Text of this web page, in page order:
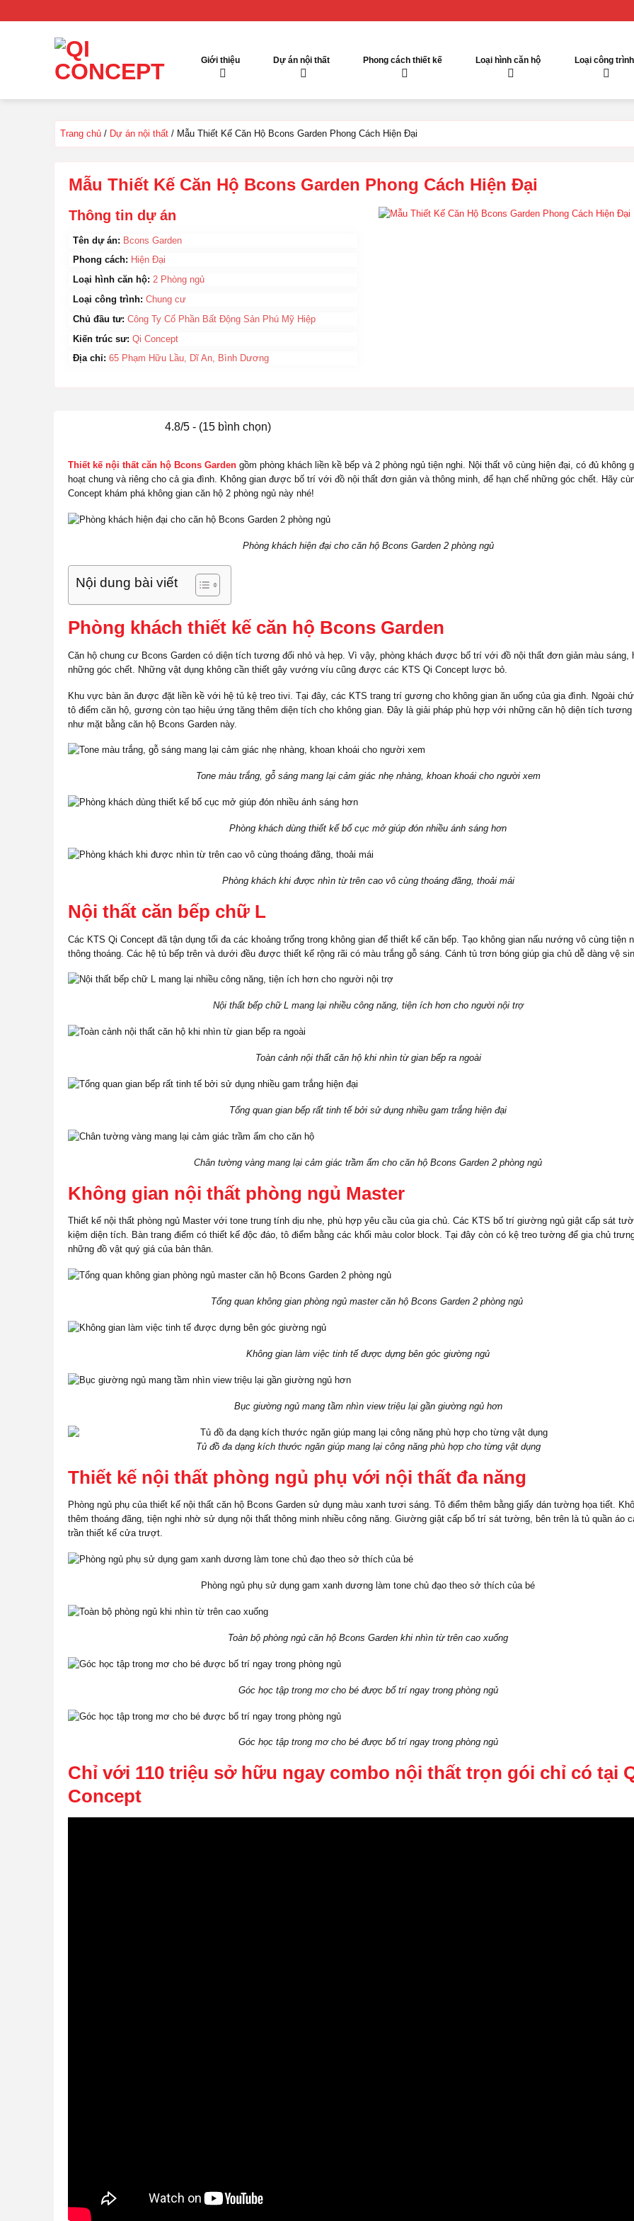
Giới thiệu Dự án nội thất Phong cách thiết kế Loại hình căn hộ Loại công trình
Trang chủ / Dự án nội thất / Mẫu Thiết Kế Căn Hộ Bcons Garden Phong Cách Hiện Đại
Mẫu Thiết Kế Căn Hộ Bcons Garden Phong Cách Hiện Đại
Thông tin dự án
Tên dự án: Bcons Garden
Phong cách: Hiện Đại
Loại hình căn hộ:2 Phòng ngủ
Loại công trình:Chung cư
Chủ đầu tư:Công Ty Cổ Phần Bất Động Sản Phú Mỹ Hiệp
Kiến trúc sư:Qi Concept
Địa chỉ:65 Phạm Hữu Lầu, Dĩ An, Bình Dương
4.8/5 - (15 bình chọn)
Thiết kế nội thất căn hộ Bcons Gardengồm phòng khách liền kề bếp và 2 phòng ngủ tiện nghi. Nội thất vô cùng hiện đại, có đủ không
hoạt chung và riêng cho cả gia đình. Không gian được bố trí với đồ nội thất đơn giản và thông minh, để hạn chế những góc chết. Hãy
Concept khám phá không gian căn hộ 2 phòng ngủ này nhé!
Phòng khách hiện đại cho căn hộ Bcons Garden 2 phòng ngủ
Nội dung bài viết
Phòng khách thiết kế căn hộ Bcons Garden
Căn hộ chung cư Bcons Garden có diện tích tương đối nhỏ và hẹp. Vì vậy, phòng khách được bố trí với đồ nội thất đơn giản màu sáng,
những góc chết. Những vật dụng không cần thiết gây vướng víu cũng được các KTS Qi Concept lược bỏ.
Khu vực bàn ăn được đặt liền kề với hệ tủ kệ treo tivi. Tại đây, các KTS trang trí gương cho không gian ăn uống của gia đình. Ngoài
tô điểm căn hộ, gương còn tạo hiệu ứng tăng thêm diện tích cho không gian. Đây là giải pháp phù hợp với những căn hộ diện tích tương
như mặt bằng căn hộ Bcons Garden này.
Tone màu trắng, gỗ sáng mang lại cảm giác nhẹ nhàng, khoan khoái cho người xem
Phòng khách dùng thiết kế bố cục mở giúp đón nhiều ánh sáng hơn
Phòng khách khi được nhìn từ trên cao vô cùng thoáng đãng, thoải mái
Nội thất căn bếp chữ L
Các KTS Qi Concept đã tận dụng tối đa các khoảng trống trong không gian để thiết kế căn bếp. Tạo không gian nấu nướng vô cùng tiện
thông thoáng. Các hệ tủ bếp trên và dưới đều được thiết kế rộng rãi có màu trắng gỗ sáng. Cánh tủ trơn bóng giúp gia chủ dễ dàng vệ
Nội thất bếp chữ L mang lại nhiều công năng, tiện ích hơn cho người nội trợ
Toàn cảnh nội thất căn hộ khi nhìn từ gian bếp ra ngoài
Tổng quan gian bếp rất tinh tế bởi sử dụng nhiều gam trắng hiện đại
Chân tường vàng mang lại cảm giác trầm ấm cho căn hộ Bcons Garden 2 phòng ngủ
Không gian nội thất phòng ngủ Master
Thiết kế nội thất phòng ngủ Master với tone trung tính dịu nhẹ, phù hợp yêu cầu của gia chủ. Các KTS bố trí giường ngủ giật cấp sát
kiệm diện tích. Bàn trang điểm có thiết kế độc đáo, tô điểm bằng các khối màu color block. Tại đây còn có kệ treo tường để gia chủ
những đồ vật quý giá của bản thân.
Tổng quan không gian phòng ngủ master căn hộ Bcons Garden 2 phòng ngủ
Không gian làm việc tinh tế được dựng bên góc giường ngủ
Bục giường ngủ mang tầm nhìn view triệu lại gần giường ngủ hơn
Tủ đồ đa dạng kích thước ngăn giúp mang lại công năng phù hợp cho từng vật dụng
Thiết kế nội thất phòng ngủ phụ với nội thất đa năng
Phòng ngủ phụ của thiết kế nội thất căn hộ Bcons Garden sử dụng màu xanh tươi sáng. Tô điểm thêm bằng giấy dán tường họa tiết.
thêm thoáng đãng, tiện nghi nhờ sử dụng nội thất thông minh nhiều công năng. Giường giật cấp bố trí sát tường, bên trên là tủ quần áo
trần thiết kế cửa trượt.
Phòng ngủ phụ sử dụng gam xanh dương làm tone chủ đạo theo sở thích của bé
Toàn bộ phòng ngủ căn hộ Bcons Garden khi nhìn từ trên cao xuống
Góc học tập trong mơ cho bé được bố trí ngay trong phòng ngủ
Góc học tập trong mơ cho bé được bố trí ngay trong phòng ngủ
Chỉ với 110 triệu sở hữu ngay combo nội thất trọn gói chỉ có tại
Concept